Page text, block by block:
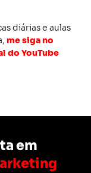
diárias e aulas
me siga no
do YouTube
em